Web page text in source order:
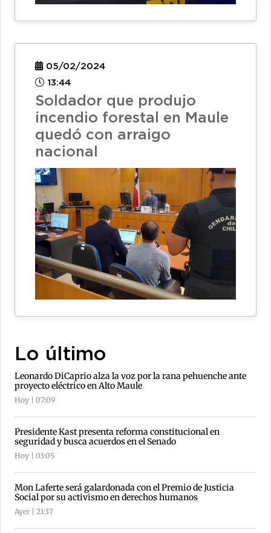
05/02/2024
13:44
Soldador que produjo
incendio forestal en Maule
quedó con arraigo
nacional
Lo último
Leonardo DiCaprio alza la voz por la rana pehuenche ante
proyecto eléctrico en Alto Maule
Hoy | 07:09
Presidente Kast presenta reforma constitucional en
seguridad y busca acuerdos en el Senado
Hoy | 03:05
Mon Laferte será galardonada con el Premio de Justicia
Social por su activismo en derechos humanos
Ayer | 21:37